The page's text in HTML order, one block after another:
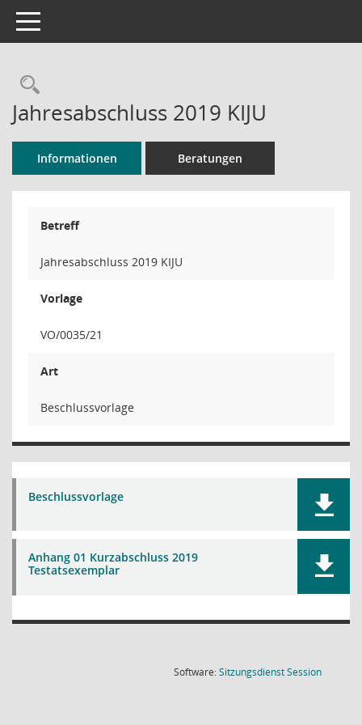
Toggle navigation
Rechercheauswahl
Jahresabschluss 2019 KIJU
Informationen Beratungen
Betreff
Jahresabschluss 2019 KIJU
Vorlage
VO/0035/21
Art
Beschlussvorlage
Beschlussvorlage
Anhang 01 Kurzabschluss 2019
Testatsexemplar
Software:SitzungsdienstSession(Wird in